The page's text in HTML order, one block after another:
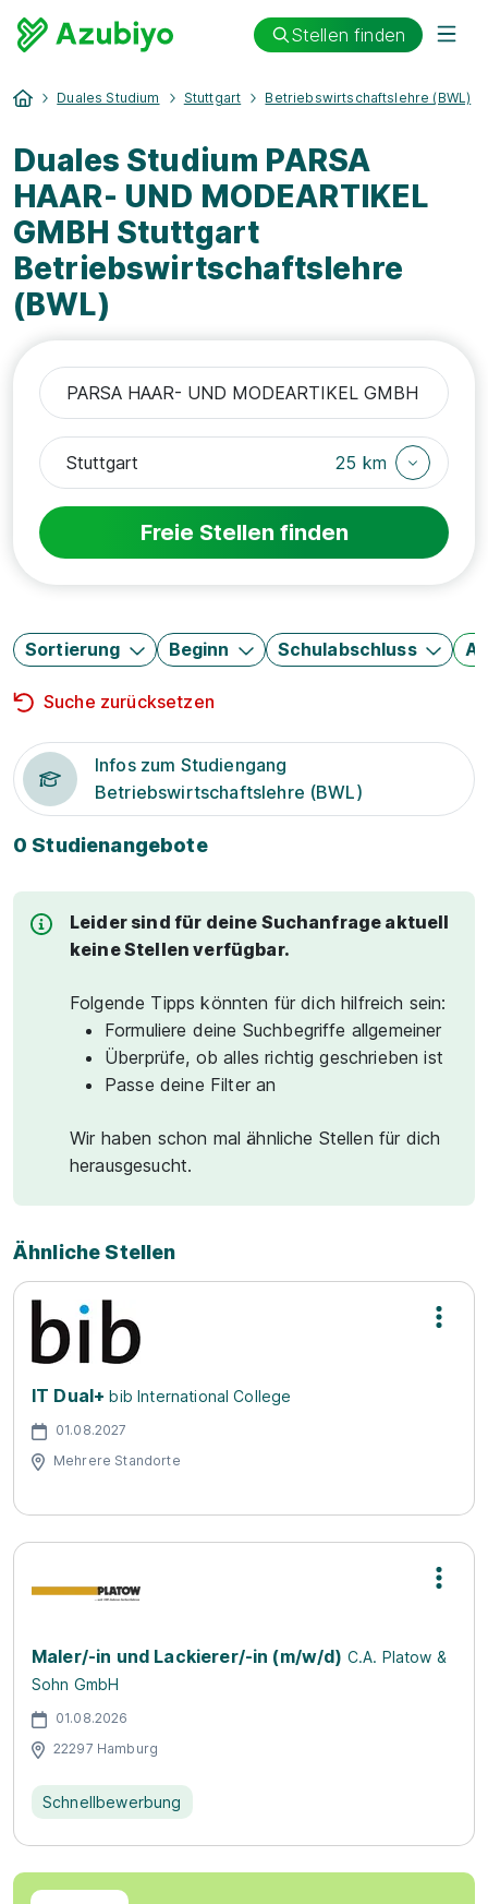
Stellen finden
Duales Studium Stuttgart Betriebswirtschaftslehre (BWL)
Duales Studium PARSA
HAAR- UND MODEARTIKEL
GMBH Stuttgart
Betriebswirtschaftslehre
(BWL)
25 km
Freie Stellen finden
Sortierung Beginn Schulabschluss
Suche zurücksetzen
Infos zum Studiengang
Betriebswirtschaftslehre (BWL)
0 Studienangebote
Leider sind für deine Suchanfrage aktuell
keine Stellen verfügbar.
Folgende Tipps könnten für dich hilfreich sein:
Formuliere deine Suchbegriffe allgemeiner
Überprüfe, ob alles richtig geschrieben ist
Passe deine Filter an
Wir haben schon mal ähnliche Stellen für dich
herausgesucht.
Ähnliche Stellen
IT Dual+ bib International College
01.08.2027
Mehrere Standorte
Maler/-in und Lackierer/-in (m/w/d) C.A. Platow &
Sohn GmbH
01.08.2026
22297 Hamburg
Schnellbewerbung